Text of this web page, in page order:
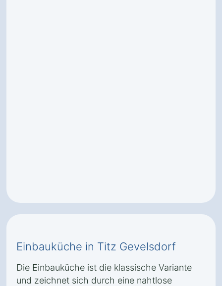
Einbauküche in Titz Gevelsdorf
Die Einbauküche ist die klassische Variante
und zeichnet sich durch eine nahtlose